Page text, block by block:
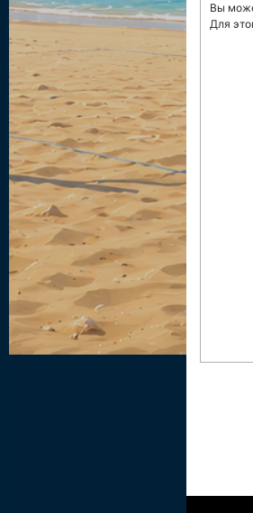
Вы
Для